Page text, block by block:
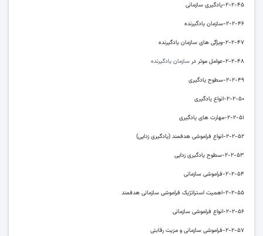
۲-۲-۴۵-یادگیری سازمانی
۲-۲-۴۶-سازمان یادگیرنده
۲-۲-۴۷-ویژگی های سازمان یادگیرنده
۲-۲-۴۸-عوامل موثر در سازمان یادگیرنده
۲-۲-۴۹-سطوح یادگیری
۲-۲-۵۰-انواع یادگیری
۲-۲-۵۱-مهارت های یادگیری
۲-۲-۵۲-انواع فراموشی هدفمند (یادگیری زدایی)
۲-۲-۵۳-سطوح یادگیری زدایی
۲-۲-۵۴-فراموشی سازمانی
۲-۲-۵۵-اهمیت استراتژیک فراموشی سازمانی هدفمند
۲-۲-۵۶-انواع فراموشی سازمانی
۲-۲-۵۷-فراموشی سازمانی و مزیت رقابتی